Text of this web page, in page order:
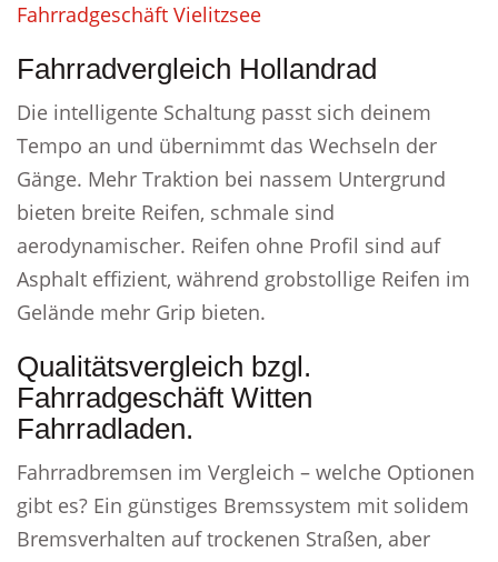
Fahrradgeschäft Vielitzsee
Fahrradvergleich Hollandrad
Die intelligente Schaltung passt sich deinem
Tempo an und übernimmt das Wechseln der
Gänge. Mehr Traktion bei nassem Untergrund
bieten breite Reifen, schmale sind
aerodynamischer. Reifen ohne Profil sind auf
Asphalt effizient, während grobstollige Reifen im
Gelände mehr Grip bieten.
Qualitätsvergleich bzgl.
Fahrradgeschäft Witten
Fahrradladen.
Fahrradbremsen im Vergleich – welche Optionen
gibt es? Ein günstiges Bremssystem mit solidem
Bremsverhalten auf trockenen Straßen, aber